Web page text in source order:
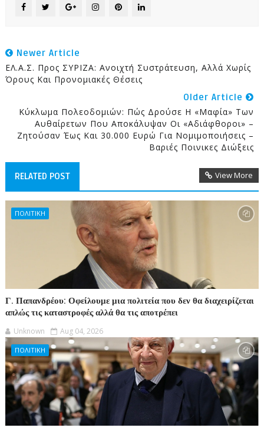
Newer Article
ΕΛ.Α.Σ. Προς ΣΥΡΙΖΑ: Ανοιχτή Συστράτευση, Αλλά Χωρίς
Όρους Και Προνομιακές Θέσεις
Older Article
Κύκλωμα Πολεοδομιών: Πώς Δρούσε Η «μαφία» Των
Αυθαίρετων Που Αποκάλυψαν Οι «Αδιάφθοροι» –
Ζητούσαν Έως Και 30.000 Ευρώ Για Νομιμοποιήσεις –
Βαριές Ποινικες Διώξεις
RELATED POST View More
ΠΟΛΙΤΙΚΗ
Γ. Παπανδρέου: Οφείλουμε μια πολιτεία που δεν θα διαχειρίζεται
απλώς τις καταστροφές αλλά θα τις αποτρέπει
Unknown Aug 04, 2026
ΠΟΛΙΤΙΚΗ